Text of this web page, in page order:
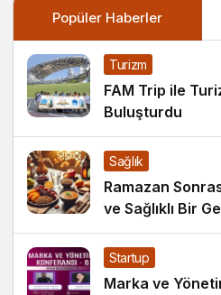
Popüler Haberler
Turizm
FAM Trip ile
Buluşturdu
Sağlık
Ramazan
ve Sağlıklı Bir
Startup
Marka ve